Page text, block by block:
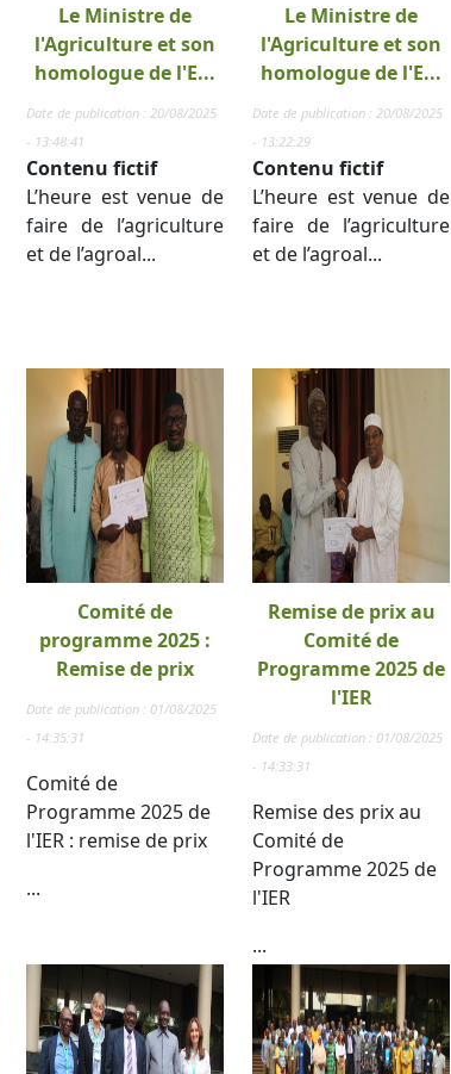
Le Ministre de
l'Agriculture et son
homologue de l'E...
Date de publication : 20/08/2025
- 13:48:41
Contenu fictif
L’heure est venue de
faire de l’agriculture
et de l’agroal...
Le Ministre de
l'Agriculture et son
homologue de l'E...
Date de publication : 20/08/2025
- 13:22:29
Contenu fictif
L’heure est venue de
faire de l’agriculture
et de l’agroal...
Comité de
programme 2025 :
Remise de prix
Date de publication : 01/08/2025
- 14:35:31
Comité de
Programme 2025 de
l'IER : remise de prix
...
Remise de prix au
Comité de
Programme 2025 de
l'IER
Date de publication : 01/08/2025
- 14:33:31
Remise des prix au
Comité de
Programme 2025 de
l'IER
...